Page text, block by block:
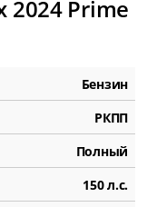
2024 Prime
Бензин
РКПП
Полный
150 л.с.